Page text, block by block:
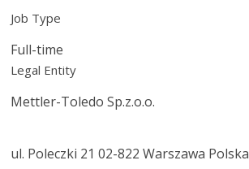
Job Type
Full-time
Legal Entity
Mettler-Toledo Sp.z.o.o.
ul. Poleczki 21 02-822 Warszawa Polska